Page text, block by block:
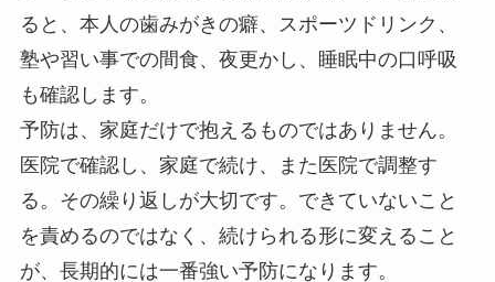
ると、本人の歯みがきの癖、スポーツドリンク、
塾や習い事での間食、夜更かし、睡眠中の口呼吸
も確認します。
予防は、家庭だけで抱えるものではありません。
医院で確認し、家庭で続け、また医院で調整す
る。その繰り返しが大切です。できていないこと
を責めるのではなく、続けられる形に変えること
が、長期的には一番強い予防になります。